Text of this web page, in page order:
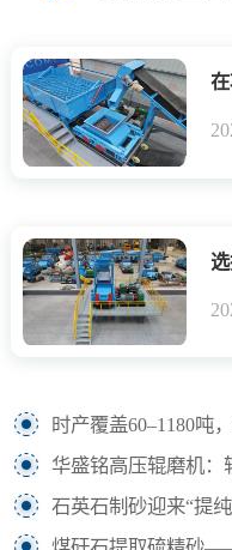
时产覆盖60–1180吨，华盛铭高
华盛铭高压辊磨机：辊皮寿命长、振动小
石英石制砂迎来“提纯时刻”：华盛铭